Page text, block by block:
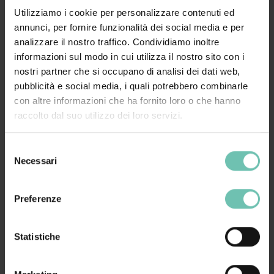
Utilizziamo i cookie per personalizzare contenuti ed
annunci, per fornire funzionalità dei social media e per
analizzare il nostro traffico. Condividiamo inoltre
informazioni sul modo in cui utilizza il nostro sito con i
nostri partner che si occupano di analisi dei dati web,
pubblicità e social media, i quali potrebbero combinarle
con altre informazioni che ha fornito loro o che hanno
raccolto dal suo utilizzo dei loro servizi.
delNecessari
Preferenze
Statistiche
caregiver in quanto viene dato riscontro del
beneficio che porta il loro operare.
Come è costruita la Scala
Sant’Omobono
La Scala Sant’Omobono è un’indagine quantitativa
suddivisa in differenti dimensioni , pensata per essere
somministrata anche a soggetti proxy, che rispecchia
il modello degli otto domini di Qualità della Vita di
Shalock-Verdugo.
Il questionario è integrato in
Cartella Socio Sanitaria,
raccogliere i dati in modo facilitato e veloce
radarrisultanti